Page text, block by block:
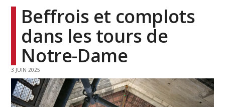
Beffrois et complots
dans les tours de
Notre-Dame
3 JUIN 2025